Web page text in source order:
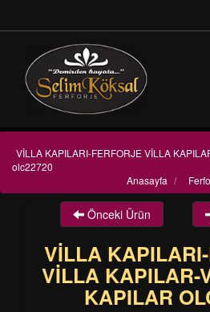
VİLLA KAPILARI-FERFORJE VİLLA
olc22720
Anasayfa /
Önceki Ürün
VİLLA
VİLLA KAPILAR-
KAPILAR